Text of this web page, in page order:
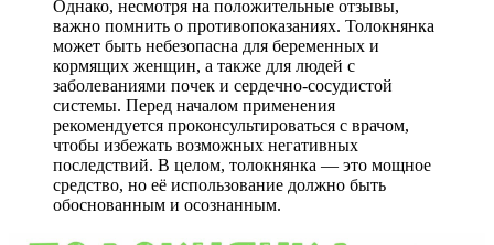
Однако, несмотря на положительные отзывы,
важно помнить о противопоказаниях. Толокнянка
может быть небезопасна для беременных и
кормящих женщин, а также для людей с
заболеваниями почек и сердечно-сосудистой
системы. Перед началом применения
рекомендуется проконсультироваться с врачом,
чтобы избежать возможных негативных
последствий. В целом, толокнянка — это мощное
средство, но её использование должно быть
обоснованным и осознанным.